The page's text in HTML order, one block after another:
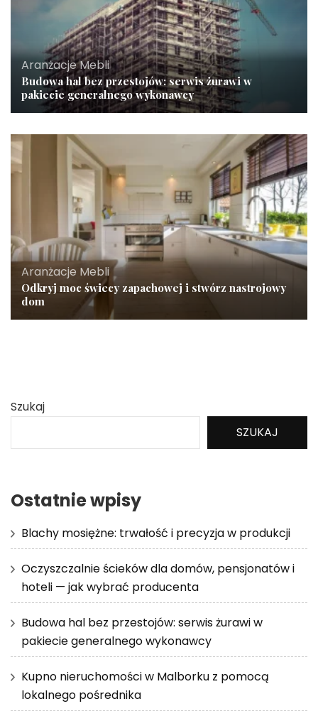
Aranżacje Mebli
Budowa hal bez przestojów: serwis żurawi w
pakiecie generalnego wykonawcy
Aranżacje Mebli
Odkryj moc świecy zapachowej i stwórz nastrojowy
dom
Szukaj
SZUKAJ
Ostatnie wpisy
Blachy mosiężne: trwałość i precyzja w produkcji
Oczyszczalnie ścieków dla domów, pensjonatów i
hoteli — jak wybrać producenta
Budowa hal bez przestojów: serwis żurawi w
pakiecie generalnego wykonawcy
Kupno nieruchomości w Malborku z pomocą
lokalnego pośrednika